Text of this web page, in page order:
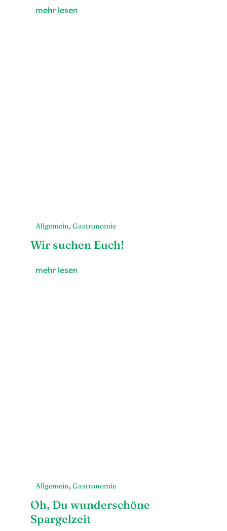
mehr lesen
Allgemein, Gastronomie
Wir suchen Euch!
mehr lesen
Allgemein, Gastronomie
Oh, Du wunderschöne
Spargelzeit